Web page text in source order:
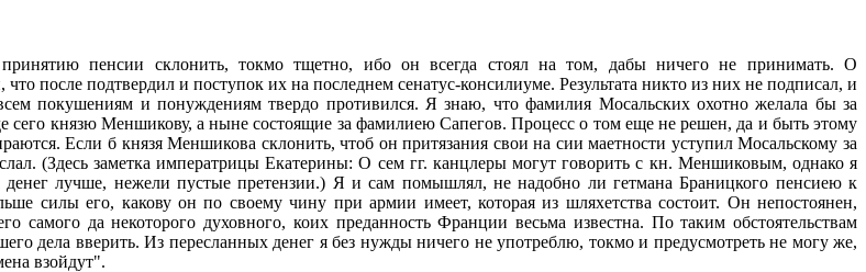
пенсии склонить, токмо тщетно, ибо он всегда стоял на том, дабы ничего не принимать. О
после подтвердил и поступок их на последнем сенатус-консилиуме. Результата никто из них не подписал, и
покушениям и понуждениям твердо противился. Я знаю, что фамилия Мосальских охотно желала бы за
князю Меншикову, а ныне состоящие за фамилиею Сапегов. Процесс о том еще не решен, да и быть этому
Если б князя Меншикова склонить, чтоб он притязания свои на сии маетности уступил Мосальскому за
(Здесь заметка императрицы Екатерины: О сем гг. канцлеры могут говорить с кн. Меншиковым, однако я
лучше, нежели пустые претензии.) Я и сам помышлял, не надобно ли гетмана Браницкого пенсиею к
силы его, какову он по своему чину при армии имеет, которая из шляхетства состоит. Он непостоянен,
да некоторого духовного, коих преданность Франции весьма известна. По таким обстоятельствам
дела вверить. Из пересланных денег я без нужды ничего не употреблю, токмо и предусмотреть не могу же,
взойдут".